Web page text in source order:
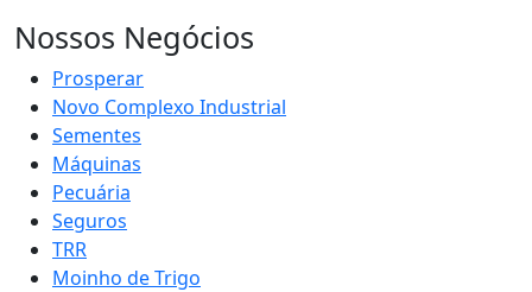
Nossos Negócios
Prosperar
Novo Complexo Industrial
Sementes
Máquinas
Pecuária
Seguros
TRR
Moinho de Trigo